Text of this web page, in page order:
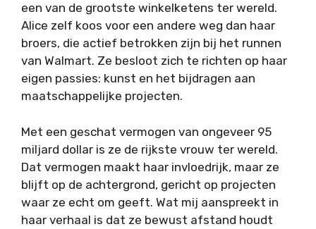
een van de grootste winkelketens ter wereld.
Alice zelf koos voor een andere weg dan haar
broers, die actief betrokken zijn bij het runnen
van Walmart. Ze besloot zich te richten op haar
eigen passies: kunst en het bijdragen aan
maatschappelijke projecten.
Met een geschat vermogen van ongeveer 95
miljard dollar is ze de rijkste vrouw ter wereld.
Dat vermogen maakt haar invloedrijk, maar ze
blijft op de achtergrond, gericht op projecten
waar ze echt om geeft. Wat mij aanspreekt in
haar verhaal is dat ze bewust afstand houdt